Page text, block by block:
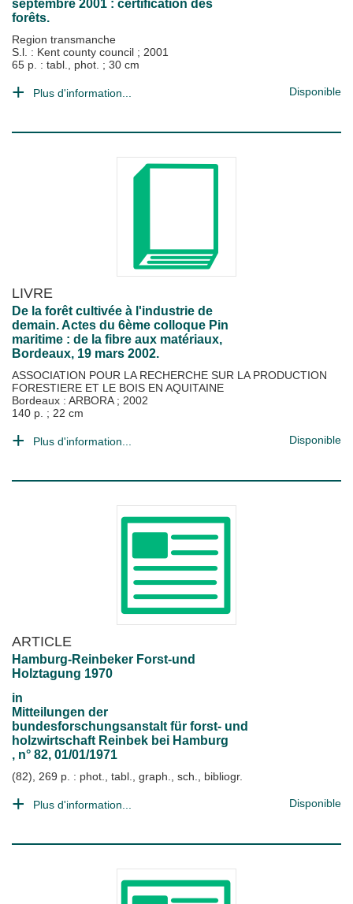
septembre 2001 : certification des
forêts.
Region transmanche
S.l. : Kent county council ; 2001
65 p. : tabl., phot. ; 30 cm
Plus d'information... Disponible
LIVRE
De la forêt cultivée à l'industrie de
demain. Actes du 6ème colloque Pin
maritime : de la fibre aux matériaux,
Bordeaux, 19 mars 2002.
ASSOCIATION POUR LA RECHERCHE SUR LA PRODUCTION
FORESTIERE ET LE BOIS EN AQUITAINE
Bordeaux : ARBORA ; 2002
140 p. ; 22 cm
Plus d'information... Disponible
ARTICLE
Hamburg-Reinbeker Forst-und
Holztagung 1970
in
Mitteilungen der
bundesforschungsanstalt für forst- und
holzwirtschaft Reinbek bei Hamburg
, n° 82, 01/01/1971
(82), 269 p. : phot., tabl., graph., sch., bibliogr.
Plus d'information... Disponible